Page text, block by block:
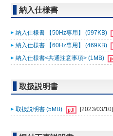
納入仕様書
納入仕様書 【50Hz専用】 (597KB)
納入仕様書 【60Hz専用】 (469KB)
納入仕様書<共通注意事項> (1MB)
取扱説明書
取扱説明書 (5MB) [2023/03/10]